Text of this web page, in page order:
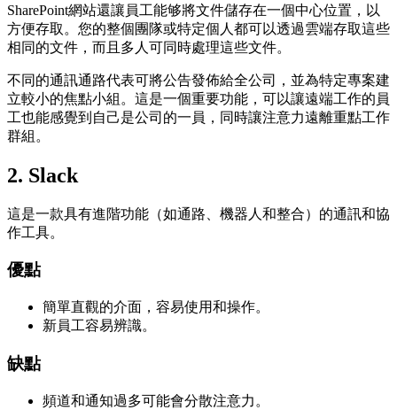
SharePoint網站還讓員工能够將文件儲存在一個中心位置，以
方便存取。您的整個團隊或特定個人都可以透過雲端存取這些
相同的文件，而且多人可同時處理這些文件。
不同的通訊通路代表可將公告發佈給全公司，並為特定專案建
立較小的焦點小組。這是一個重要功能，可以讓遠端工作的員
工也能感覺到自己是公司的一員，同時讓注意力遠離重點工作
群組。
2. Slack
這是一款具有進階功能（如通路、機器人和整合）的通訊和協
作工具。
優點
簡單直觀的介面，容易使用和操作。
新員工容易辨識。
缺點
頻道和通知過多可能會分散注意力。